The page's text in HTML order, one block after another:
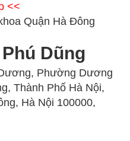
<<
Quận Hà Đông
Dũng
Phường Dương
Thành Phố Hà Nội,
Hà Nội 100000,